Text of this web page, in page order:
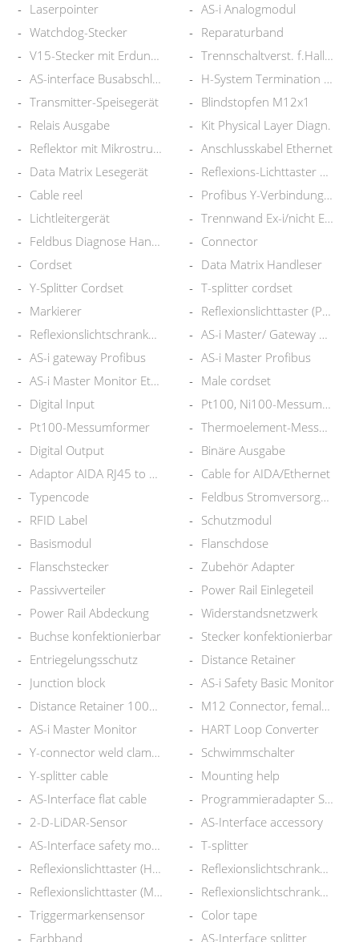
Laserpointer
AS-i Analogmodul
Watchdog-Stecker
Reparaturband
V15-Stecker mit Erdungsklemme
Trennschaltverst. f.Hallsensor
AS-interface Busabschluss
H-System Termination Board
Transmitter-Speisegerät
Blindstopfen M12x1
Relais Ausgabe
Kit Physical Layer Diagn.
Reflektor mit Mikrostruktur
Anschlusskabel Ethernet
Data Matrix Lesegerät
Reflexions-Lichttaster HGW
Cable reel
Profibus Y-Verbindungskabel
Lichtleitergerät
Trennwand Ex-i/nicht Ex-i
Feldbus Diagnose Handheld
Connector
Cordset
Data Matrix Handleser
Y-Splitter Cordset
T-splitter cordset
Markierer
Reflexionslichttaster (PRT)
Reflexionslichtschranke (PRT)
AS-i Master/ Gateway Profibus
AS-i gateway Profibus
AS-i Master Profibus
AS-i Master Monitor EtherNet
Male cordset
Digital Input
Pt100, Ni100-Messumformer
Pt100-Messumformer
Thermoelement-Messumformer
Digital Output
Binäre Ausgabe
Adaptor AIDA RJ45 to M12
Cable for AIDA/Ethernet
Typencode
Feldbus Stromversorgung
RFID Label
Schutzmodul
Basismodul
Flanschdose
Flanschstecker
Zubehör Adapter
Passivverteiler
Power Rail Einlegeteil
Power Rail Abdeckung
Widerstandsnetzwerk
Buchse konfektionierbar
Stecker konfektionierbar
Entriegelungsschutz
Distance Retainer
Junction block
AS-i Safety Basic Monitor
Distance Retainer 100pcs
M12 Connector, female, LED Set
AS-i Master Monitor
HART Loop Converter
Y-connector weld clamp tap
Schwimmschalter
Y-splitter cable
Mounting help
AS-Interface flat cable
Programmieradapter SC-System
2-D-LiDAR-Sensor
AS-Interface accessory
AS-Interface safety module
T-splitter
Reflexionslichttaster (HGW)
Reflexionslichtschranke (Glas)
Reflexionslichttaster (MsT)
Reflexionslichtschranke (k P)
Triggermarkensensor
Color tape
Farbband
AS-Interface splitter